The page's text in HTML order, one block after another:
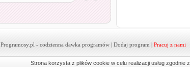
Programosy.pl - codzienna dawka programów | Dodaj program | Pracuj z nami
Strona korzysta z plików cookie w celu realizacji usług zgodnie z